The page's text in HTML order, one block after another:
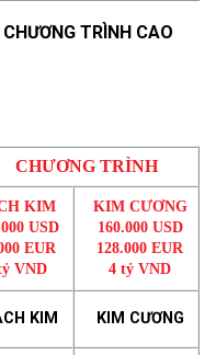
TRÌNH CAO
CHƯƠNG TRÌNH
KIM
USD
EUR
VND
KIM CƯƠNG
160.000 USD
128.000 EUR
4 tỷ VND
KIM KIM CƯƠNG